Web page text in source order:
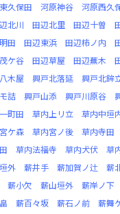
久保田 河原神谷 河原西久
北川 田辺北里 田辺十曽
田 田辺東浜 田辺柿ノ内
ケ谷 田辺草屋 田辺蕪木
木屋 興戸北落延 興戸北鉾
詰 興戸山添 興戸川原谷
町田 草内上リ立 草内中垣
ケ森 草内宮ノ後 草内寺田
草内法福寺 草内犬伏 草
外 薪井手 薪加賀ノ辻 薪
薪小欠 薪山垣外 薪岸ノ下
薪百々坂 薪石ノ前 薪舞